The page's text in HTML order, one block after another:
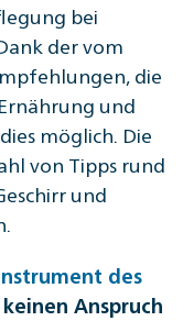
bei
der vom
die
und
möglich. Die
von Tipps rund
und
des
Anspruch